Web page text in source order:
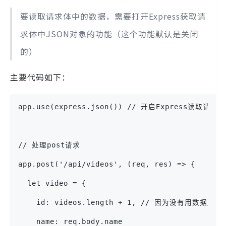
要读取请求体中的数据，需要打开Express获取请
求体中JSON对象的功能（这个功能默认是关闭
的）
主要代码如下：
app.use(express.json()) // 开启Express读取请求体
// 处理post请求
app.post('/api/videos', (req, res) => {
  let video = {
id: videos.length + 1, // 因为没有用数据库，
    name: req.body.name